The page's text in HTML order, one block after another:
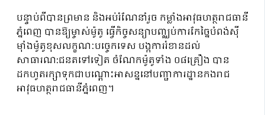
បន្ទាប់ពីបានព្រមាន និងអប់រំណែនាំរួច កម្លាំងអាវុធហត្ថរាជធានី
ភ្នំពេញ បានឱ្យម្ចាស់ម៉ូតូ ធ្វើកិច្ចសន្យាបញ្ឈប់ការកែច្នៃបំពង់ស៊ី
ម៉ាំងម៉ូតូខុសលក្ខណៈបច្ចេកទេស បង្កការរំខានដល់
សាធារណ:ជនតទៅទៀត ចំណែកម៉ូតូទាំង ០៨គ្រឿង បាន
ដកហូតរក្សាទុកជាបណ្តោះអាសន្ននៅបញ្ជាការដ្ឋានកងរាជ
អាវុធហត្ថរាជធានីភ្នំពេញ។